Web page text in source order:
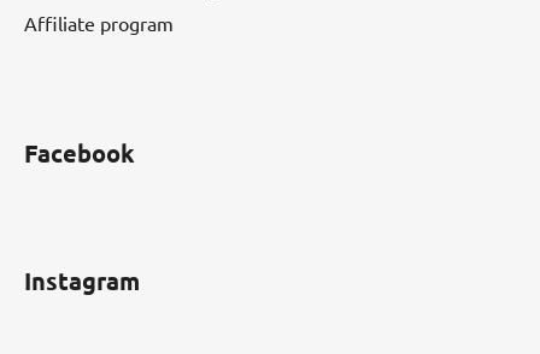
Affiliate program
Facebook
Instagram